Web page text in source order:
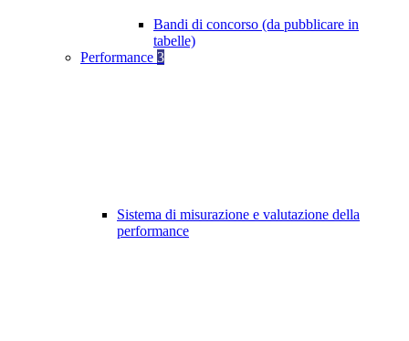
Bandi di concorso (da pubblicare in
tabelle)
Performance 3
Sistema di misurazione e valutazione della
performance